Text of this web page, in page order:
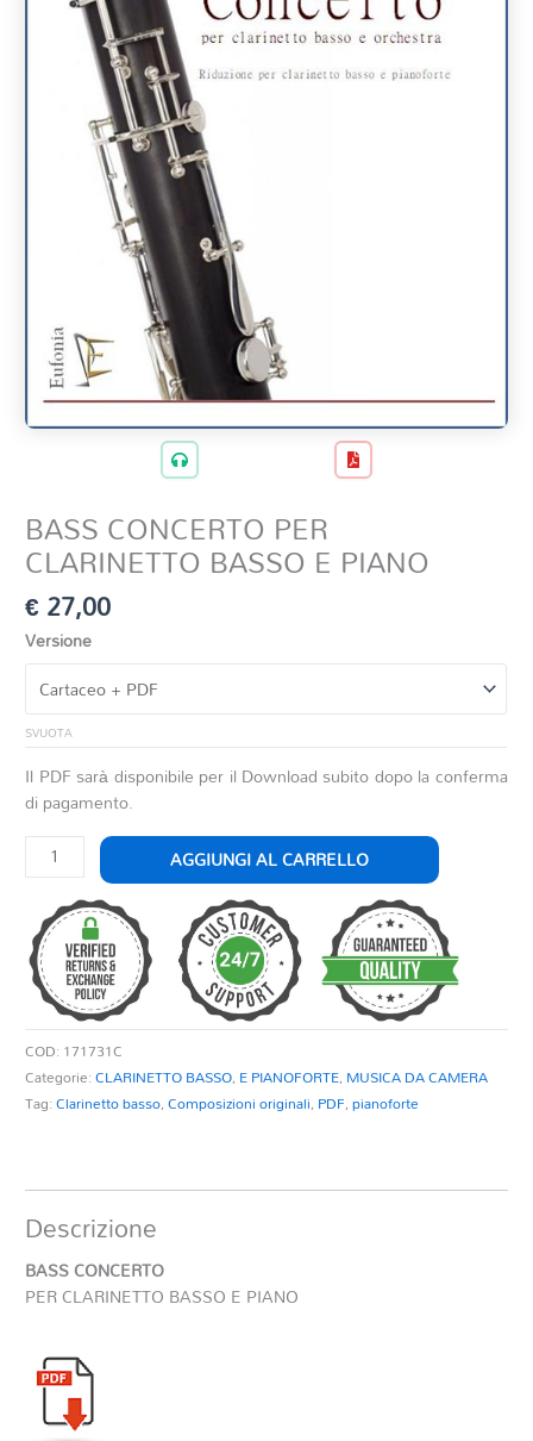
BASS CONCERTO PER
CLARINETTO BASSO E PIANO
€27,00
Versione
SVUOTA
Il PDF sarà disponibile per il Download subito dopo la conferma
di pagamento.
BASS
CONCERTO
CLARINETTO
BASSO
E
PIANO
quantità
AGGIUNGI AL CARRELLO
COD: 171731C
Categorie:CLARINETTO BASSO, E PIANOFORTE, MUSICA DA CAMERA
Tag:Clarinetto basso,Composizioni originali, PDF,pianoforte
Descrizione
BASS CONCERTO
PER CLARINETTO BASSO E PIANO